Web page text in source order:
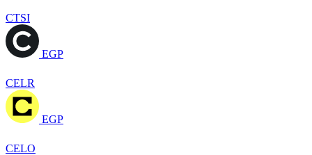
CTSI
EGP
CELR
EGP
CELO